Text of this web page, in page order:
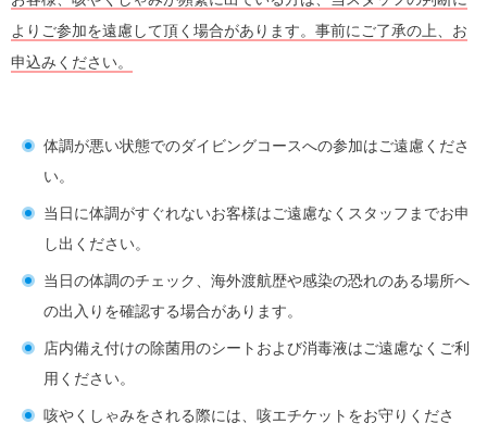
よりご参加を遠慮して頂く場合があります。事前にご了承の上、お
申込みください。
体調が悪い状態でのダイビングコースへの参加はご遠慮くださ
い。
当日に体調がすぐれないお客様はご遠慮なくスタッフまでお申
し出ください。
当日の体調のチェック、海外渡航歴や感染の恐れのある場所へ
の出入りを確認する場合があります。
店内備え付けの除菌用のシートおよび消毒液はご遠慮なくご利
用ください。
咳やくしゃみをされる際には、咳エチケットをお守りくださ